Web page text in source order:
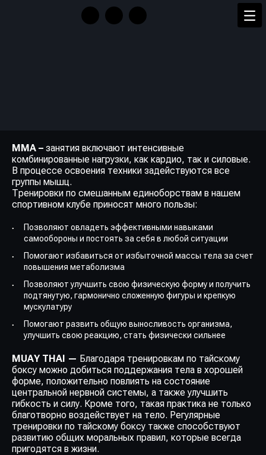
MMA – занятия включают интенсивные
комбинированные нагрузки, как кардио, так и силовые.
В процессе освоения техники задействуются все
группы мышц.
Тренировки по смешанным единоборствам в нашем
спортивном клубе приносят много пользы:
Позволяют овладеть эффективными навыками
самообороны и постоять за себя в любой ситуации
Помогают избавиться от избыточной массы тела за счет
повышения метаболизма
Позволяют улучшить свою физическую форму и получить
подтянутую, гармонично сложенную фигуры и крепкую
мускулатуру
Помогают развить общую выносливость организма,
улучшить свою реакцию, стать физически сильнее
MUAY THAI — Благодаря тренировкам по тайскому
боксу можно добиться поддержания тела в хорошей
форме, положительно повлиять на состояние
центральной нервной системы, а также улучшить
гибкость и силу. Кроме того, такая практика не только
благотворно воздействует на тело. Регулярные
тренировки по тайскому боксу также способствуют
развитию общих моральных правил, которые всегда
пригодятся в жизни.